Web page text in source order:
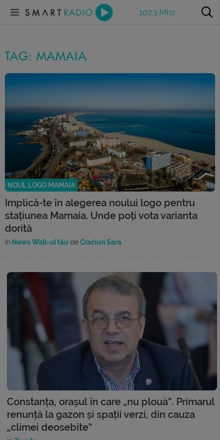
107.3 Mhz
TAG: MAMAIA
NOUL LOGO MAMAIA
Implică-te în alegerea noului logo pentru
stațiunea Mamaia. Unde poți vota varianta
dorită
în News Wall-ul tău deCraciun Sara
Constanța, orașul în care „nu plouă”. Primarul
renunță la gazon și spații verzi, din cauza
„climei deosebite”